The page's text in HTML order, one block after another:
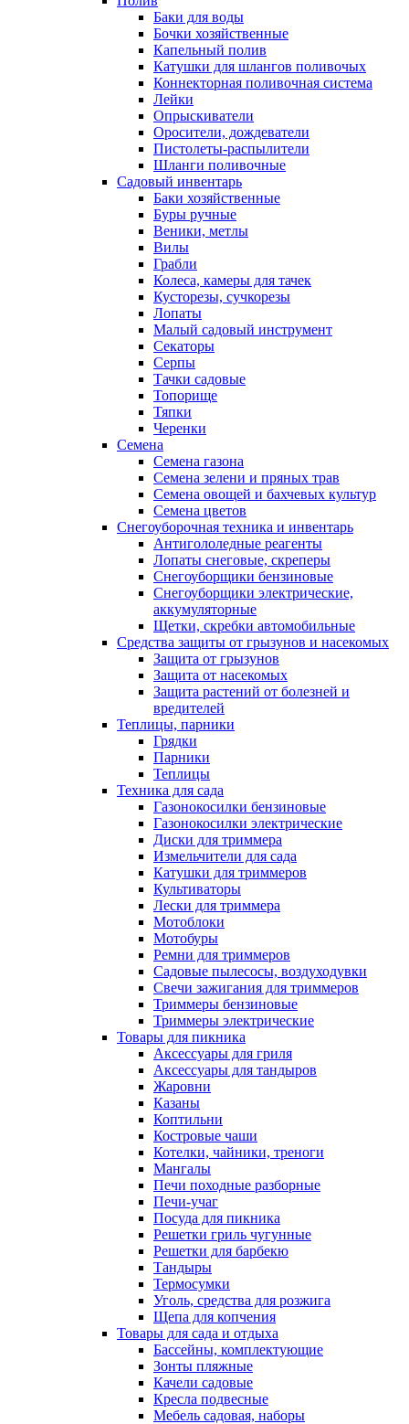
Баки для воды
Бочки хозяйственные
Капельный полив
Катушки для шлангов поливочых
Коннекторная поливочная система
Лейки
Опрыскиватели
Оросители, дождеватели
Пистолеты-распылители
Шланги поливочные
Садовый инвентарь
Баки хозяйственные
Буры ручные
Веники, метлы
Вилы
Грабли
Колеса, камеры для тачек
Кусторезы, сучкорезы
Лопаты
Малый садовый инструмент
Секаторы
Серпы
Тачки садовые
Топорище
Тяпки
Черенки
Семена
Семена газона
Семена зелени и пряных трав
Семена овощей и бахчевых культур
Семена цветов
Снегоуборочная техника и инвентарь
Антигололедные реагенты
Лопаты снеговые, скреперы
Снегоуборщики бензиновые
Снегоуборщики электрические,
аккумуляторные
Щетки, скребки автомобильные
Средства защиты от грызунов и насекомых
Защита от грызунов
Защита от насекомых
Защита растений от болезней и
вредителей
Теплицы, парники
Грядки
Парники
Теплицы
Техника для сада
Газонокосилки бензиновые
Газонокосилки электрические
Диски для триммера
Измельчители для сада
Катушки для триммеров
Культиваторы
Лески для триммера
Мотоблоки
Мотобуры
Ремни для триммеров
Садовые пылесосы, воздуходувки
Свечи зажигания для триммеров
Триммеры бензиновые
Триммеры электрические
Товары для пикника
Аксессуары для гриля
Аксессуары для тандыров
Жаровни
Казаны
Коптильни
Костровые чаши
Котелки, чайники, треноги
Мангалы
Печи походные разборные
Печи-учаг
Посуда для пикника
Решетки гриль чугунные
Решетки для барбекю
Тандыры
Термосумки
Уголь, средства для розжига
Щепа для копчения
Товары для сада и отдыха
Бассейны, комплектующие
Зонты пляжные
Качели садовые
Кресла подвесные
Мебель садовая, наборы